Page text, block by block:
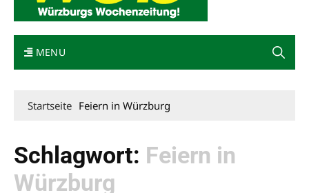
MENU
Startseite Feiern in Würzburg
Schlagwort: Feiern in
Würzburg